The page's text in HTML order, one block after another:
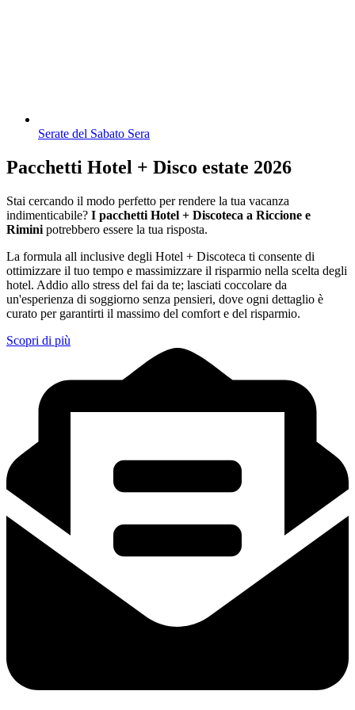
Serate del Sabato Sera
Pacchetti Hotel + Disco estate 2026
Stai cercando il modo perfetto per rendere la tua vacanza
indimenticabile? I pacchetti Hotel + Discoteca a Riccione e
Rimini potrebbero essere la tua risposta.
La formula all inclusive degli Hotel + Discoteca ti consente di
ottimizzare il tuo tempo e massimizzare il risparmio nella scelta degli
hotel. Addio allo stress del fai da te; lasciati coccolare da
un'esperienza di soggiorno senza pensieri, dove ogni dettaglio è
curato per garantirti il massimo del comfort e del risparmio.
Scopri di più